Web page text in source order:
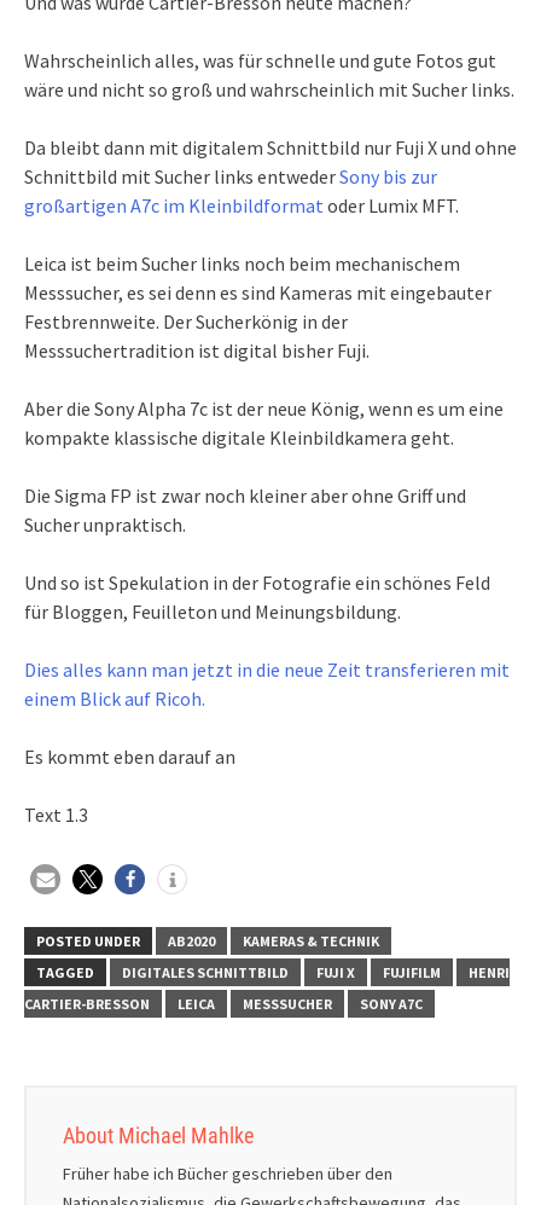
Wahrscheinlich alles, was für schnelle und gute Fotos gut
wäre und nicht so groß und wahrscheinlich mit Sucher links.
Da bleibt dann mit digitalem Schnittbild nur Fuji X und ohne
Schnittbild mit Sucher links entwederSony bis zur
großartigen A7c im Kleinbildformat oder Lumix MFT.
Leica ist beim Sucher links noch beim mechanischem
Messsucher, es sei denn es sind Kameras mit eingebauter
Festbrennweite. Der Sucherkönig in der
Messsuchertradition ist digital bisher Fuji.
Aber die Sony Alpha 7c ist der neue König, wenn es um eine
kompakte klassische digitale Kleinbildkamera geht.
Die Sigma FP ist zwar noch kleiner aber ohne Griff und
Sucher unpraktisch.
Und so ist Spekulation in der Fotografie ein schönes Feld
für Bloggen, Feuilleton und Meinungsbildung.
Dies alles kann man jetzt in die neue Zeit transferieren mit
einem Blick auf Ricoh.
Es kommt eben darauf an
Text 1.3
POSTED UNDER AB2020
KAMERAS & TECHNIK
TAGGED
DIGITALES SCHNITTBILD FUJI X FUJIFILM
HENRI
CARTIER-BRESSON
LEICA MESSSUCHER SONY A7C
About Michael Mahlke
Früher habe ich Bücher geschrieben über den